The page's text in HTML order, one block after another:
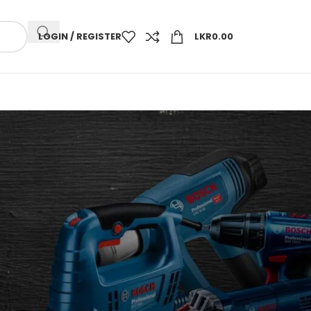
LOGIN / REGISTER LKR0.00
CATEGORIES
! Без рубрики
03_07_IT_AKS
04_07_EN_AKS
08_07_en_work
10_07_AU_AKS
10_07_CA_AKS
10_07_UK_AKS